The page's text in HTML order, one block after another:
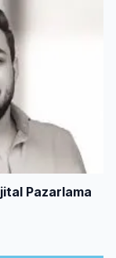
Pazarlama